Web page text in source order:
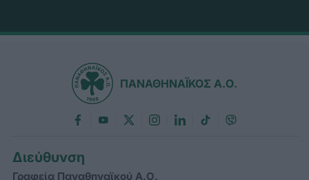
ΠΑΝΑΘΗΝΑΪΚΟΣ Α.Ο.
Διεύθυνση
Γραφεία Παναθηναϊκού Α.Ο.